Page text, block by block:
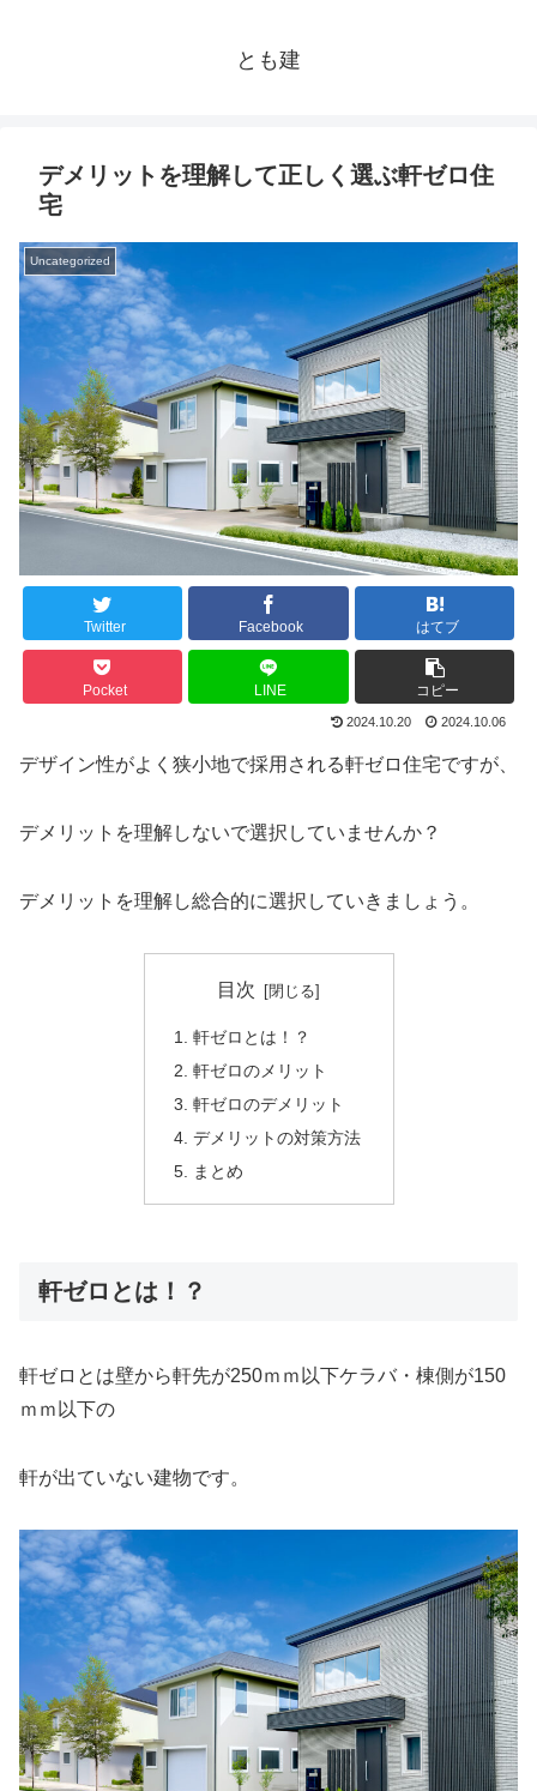
とも建
デメリットを理解して正しく選ぶ軒ゼロ住
宅
Uncategorized
Twitter Facebook はてブ
Pocket LINE コピー
2024.10.20 2024.10.06
デザイン性がよく狭小地で採用される軒ゼロ住宅ですが、
デメリットを理解しないで選択していませんか？
デメリットを理解し総合的に選択していきましょう。
目次
軒ゼロとは！？
軒ゼロのメリット
軒ゼロのデメリット
デメリットの対策方法
まとめ
軒ゼロとは！？
軒ゼロとは壁から軒先が250ｍｍ以下ケラバ・棟側が150
ｍｍ以下の
軒が出ていない建物です。